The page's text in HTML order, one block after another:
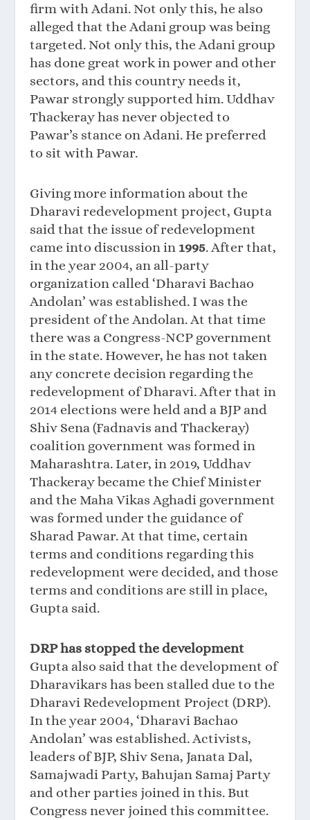
firm with Adani. Not only this, he also
alleged that the Adani group was being
targeted. Not only this, the Adani group
has done great work in power and other
sectors, and this country needs it,
Pawar strongly supported him. Uddhav
Thackeray has never objected to
Pawar’s stance on Adani. He preferred
to sit with Pawar.
Giving more information about the
Dharavi redevelopment project, Gupta
said that the issue of redevelopment
came into discussion in 1995. After that,
in the year 2004, an all-party
organization called ‘Dharavi Bachao
Andolan’ was established. I was the
president of the Andolan. At that time
there was a Congress-NCP government
in the state. However, he has not taken
any concrete decision regarding the
redevelopment of Dharavi. After that in
2014 elections were held and a BJP and
Shiv Sena (Fadnavis and Thackeray)
coalition government was formed in
Maharashtra. Later, in 2019, Uddhav
Thackeray became the Chief Minister
and the Maha Vikas Aghadi government
was formed under the guidance of
Sharad Pawar. At that time, certain
terms and conditions regarding this
redevelopment were decided, and those
terms and conditions are still in place,
Gupta said.
DRP has stopped the development
Gupta also said that the development of
Dharavikars has been stalled due to the
Dharavi Redevelopment Project (DRP).
In the year 2004, ‘Dharavi Bachao
Andolan’ was established. Activists,
leaders of BJP, Shiv Sena, Janata Dal,
Samajwadi Party, Bahujan Samaj Party
and other parties joined in this. But
Congress never joined this committee.